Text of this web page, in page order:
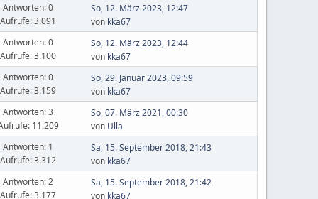
Antworten: 0
Aufrufe: 3.091
So, 12. März 2023, 12:47
von kka67
Antworten: 0
Aufrufe: 3.100
So, 12. März 2023, 12:44
von kka67
Antworten: 0
Aufrufe: 3.159
So, 29. Januar 2023, 09:59
von kka67
Antworten: 3
11.209
So, 07. März 2021, 00:30
von Ulla
Antworten: 1
Aufrufe: 3.312
Sa, 15. September 2018, 21:43
von kka67
Antworten: 2
Aufrufe: 3.177
Sa, 15. September 2018, 21:42
von kka67